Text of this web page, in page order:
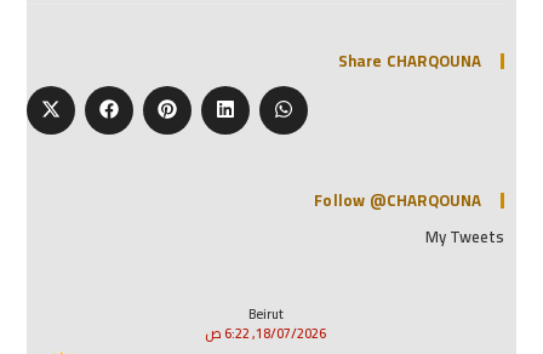
Share CHARQOUNA
Follow @CHARQOUNA
My Tweets
Beirut
18/07/2026, 6:22 ص